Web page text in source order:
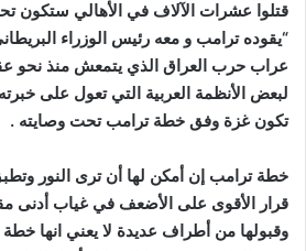
قتلوا عشرات الآلاف في الأهالي ستكون
“يقوده ترامب و معه رئيس الوزراء
عراب حرب العراق الذي يتمعش منذ نحو
لبعض الأنظمة العربية التي تعول على
تكون غزة وفق خطة ترامب تحت وصايته .
خطة ترامب إن أمكن لها أن ترى النور
قرار الأقوى على الأضعف في غياب أدنى
وقبولها من أطراف عديدة لا يعني انها